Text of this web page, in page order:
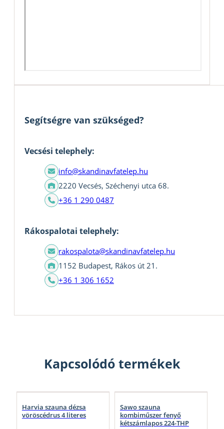
Segítségre van szükséged?
Vecsési telephely:
info@skandinavfatelep.hu
2220 Vecsés, Széchenyi utca 68.
+36 1 290 0487
Rákospalotai telephely:
rakospalota@skandinavfatelep.hu
1152 Budapest, Rákos út 21.
+36 1 306 1652
Kapcsolódó termékek
Harvia szauna dézsa
vöröscédrus 4 literes
Sawo szauna
kombiműszer fenyő
kétszámlapos 224-THP